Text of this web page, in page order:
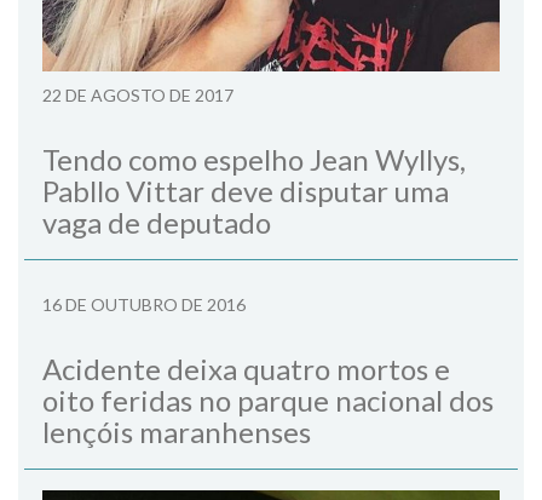
22 DE AGOSTO DE 2017
Tendo como espelho Jean Wyllys,
Pabllo Vittar deve disputar uma
vaga de deputado
16 DE OUTUBRO DE 2016
Acidente deixa quatro mortos e
oito feridas no parque nacional dos
lençóis maranhenses